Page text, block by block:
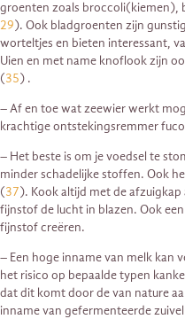
groenten zoals broccoli(kiemen),
29). Ook bladgroenten zijn
worteltjes en bieten interessant,
Uien en met name knoflook zijn
(35) .
– Af en toe wat zeewier werkt
krachtige ontstekingsremmer
– Het beste is om je voedsel te
minder schadelijke stoffen. Ook
(37). Kook altijd met de
fijnstof de lucht in blazen. Ook
fijnstof creëren.
– Een hoge inname van melk kan
het risico op bepaalde typen
dat dit komt door de van nature
inname van gefermenteerde